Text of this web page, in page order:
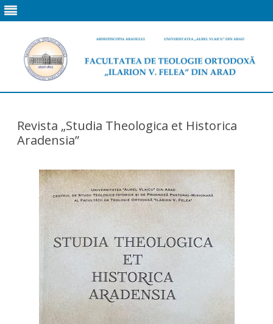
Revista „Studia Theologica et Historica
Aradensia”